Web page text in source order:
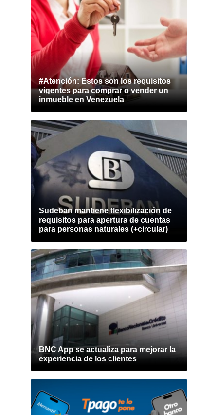
#Atención: Estos son los requisitos
vigentes para comprar o vender un
inmueble en Venezuela
Sudeban mantiene flexibilización de
requisitos para apertura de cuentas
para personas naturales (+circular)
BNC App se actualiza para mejorar la
experiencia de los clientes